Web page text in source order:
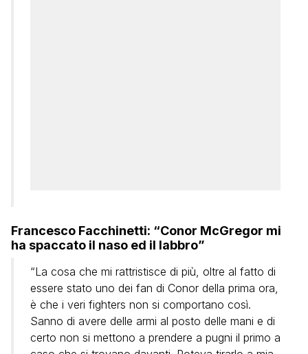
Francesco Facchinetti: “Conor McGregor mi
ha spaccato il naso ed il labbro”
“La cosa che mi rattristisce di più, oltre al fatto di
essere stato uno dei fan di Conor della prima ora,
è che i veri fighters non si comportano così.
Sanno di avere delle armi al posto delle mani e di
certo non si mettono a prendere a pugni il primo a